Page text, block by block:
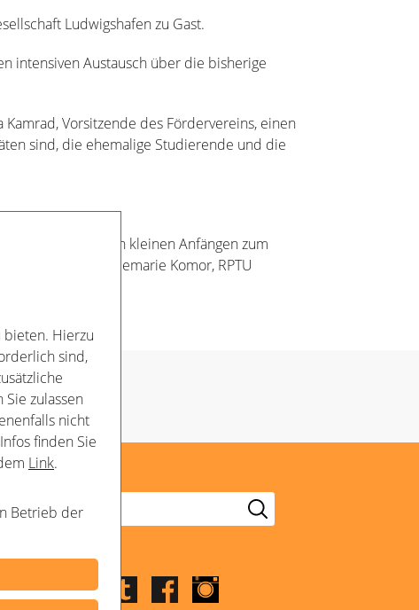
Ludwigshafen zu Gast.
intensiven Austausch über die bisherige
Vorsitzende des Fördervereins, einen
sind, die ehemalige Studierende und die
von kleinen Anfängen zum
und Heidemarie Komor, RPTU
Folge uns
LinkedInYoutube Twitter Facebook
bieten. Hierzu
sind,
zulassen
nicht
finden Sie
Link.
Betrieb der